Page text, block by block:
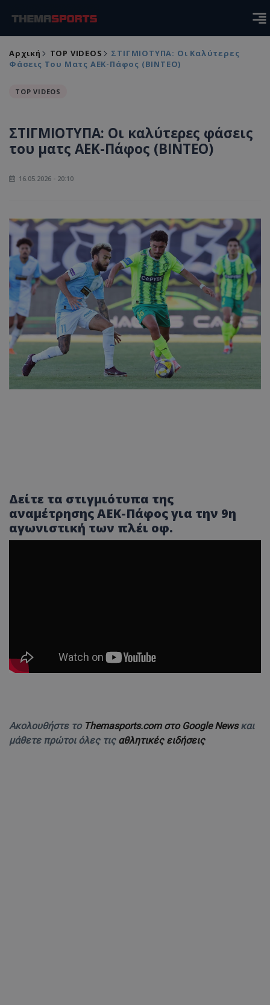
Αρχική TOP VIDEOS
ΣΤΙΓΜΙΟΤΥΠΑ: Οι Καλύτερες
Φάσεις Του Ματς ΑΕΚ-Πάφος (ΒΙΝΤΕΟ)
TOP VIDEOS
ΣΤΙΓΜΙΟΤΥΠΑ: Οι καλύτερες φάσεις
του ματς ΑΕΚ-Πάφος (ΒΙΝΤΕΟ)
16.05.2026 - 20:10
Δείτε τα στιγμιότυπα της
αναμέτρησης ΑΕΚ-Πάφος για την 9η
αγωνιστική των πλέι οφ.
Ακολουθήστε το Themasports.com στο Google Newsκαι
μάθετε πρώτοι όλες τις αθλητικές ειδήσεις